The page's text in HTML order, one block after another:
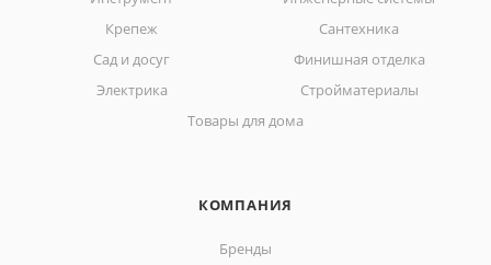
Крепеж
Сантехника
Сад и досуг
Финишная отделка
Электрика
Стройматериалы
Товары для дома
КОМПАНИЯ
Бренды